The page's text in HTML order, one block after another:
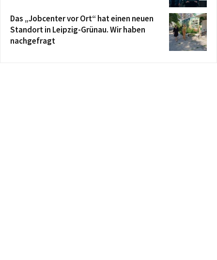
Das „Jobcenter vor Ort“ hat einen neuen
Standort in Leipzig-Grünau. Wir haben
nachgefragt